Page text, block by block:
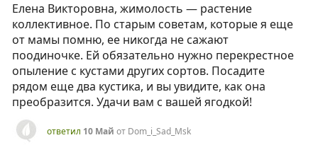
Елена Викторовна, жимолость — растение
коллективное. По старым советам, которые я еще
от мамы помню, ее никогда не сажают
поодиночке. Ей обязательно нужно перекрестное
опыление с кустами других сортов. Посадите
рядом еще два кустика, и вы увидите, как она
преобразится. Удачи вам с вашей ягодкой!
ответил 10 Май от Dom_i_Sad_Msk